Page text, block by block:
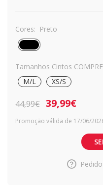
Cores: Preto
Tamanhos Cintos
M/L
XS/S
44,99€ 39,99€
Promoção válida de 17/06/